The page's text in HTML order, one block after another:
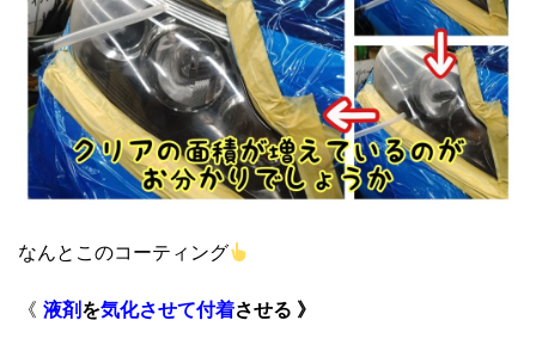
なんとこのコーティング
《 液剤 を気化させて付着させる 》